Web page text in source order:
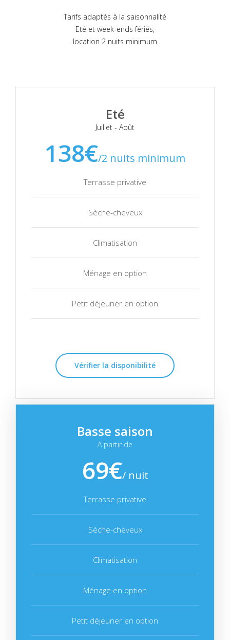
Tarifs adaptés à la saisonnalité
Eté et week-ends fériés,
location 2 nuits minimum
Eté
Juillet - Août
138€/2 nuits minimum
Terrasse privative
Sèche-cheveux
Climatisation
Ménage en option
Petit déjeuner en option
Vérifier la disponibilité
Basse saison
A partir de
69€/ nuit
Terrasse privative
Sèche-cheveux
Climatisation
Ménage en option
Petit déjeuner en option